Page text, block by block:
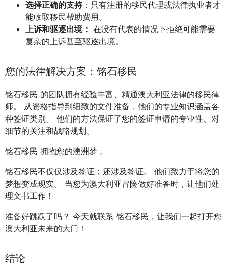
选择正确的支持：只有注册的移民代理或法律执业者才
能收取移民帮助费用。
上诉和驱逐出境： 在没有代表的情况下拒绝可能需要
复杂的上诉甚至驱逐出境。
您的法律解决方案：铭石移民
铭石移民 的团队拥有经验丰富、精通澳大利亚法律的移民律
师。 从资格指导到细致的文件准备，他们的专业知识涵盖各
种签证类别。 他们的方法保证了您的签证申请的专业性、对
细节的关注和战略规划。
铭石移民 拥抱您的澳洲梦 。
铭石移民不仅仅涉及签证；还涉及签证。 他们致力于将您的
梦想变成现实。 当您为澳大利亚冒险做好准备时，让他们处
理文书工作！
准备好跳跃了吗？ 今天就联系 铭石移民，让我们一起打开您
澳大利亚未来的大门！
结论